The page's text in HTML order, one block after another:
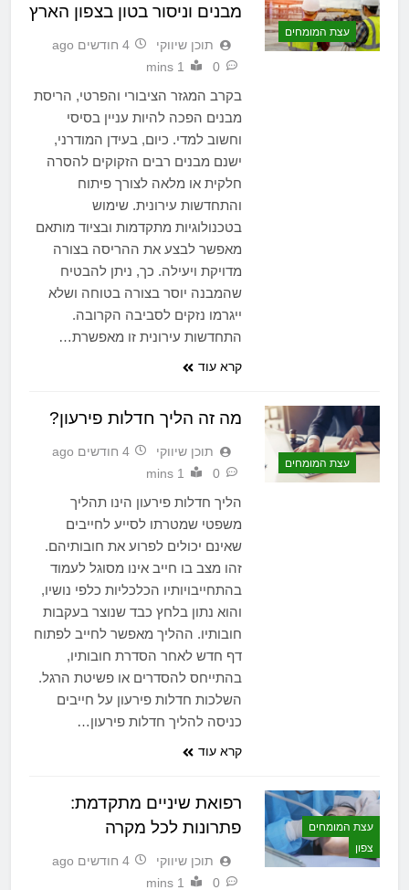
עצת המומחים
מבנים וניסור בטון בצפון הארץ
תוכן שיווקי
4 חודשים ago
0
1 mins
בקרב המגזר הציבורי והפרטי, הריסת
מבנים הפכה להיות עניין בסיסי
וחשוב למדי. כיום, בעידן המודרני,
ישנם מבנים רבים הזקוקים להסרה
חלקית או מלאה לצורך פיתוח
והתחדשות עירונית. שימוש
בטכנולוגיות מתקדמות ובציוד מותאם
מאפשר לבצע את ההריסה בצורה
מדויקת ויעילה. כך, ניתן להבטיח
שהמבנה יוסר בצורה בטוחה ושלא
ייגרמו נזקים לסביבה הקרובה.
התחדשות עירונית זו מאפשרת…
קרא עוד
עצת המומחים
מה זה הליך חדלות פירעון?
תוכן שיווקי
4 חודשים ago
0
1 mins
הליך חדלות פירעון הינו תהליך
משפטי שמטרתו לסייע לחייבים
שאינם יכולים לפרוע את חובותיהם.
זהו מצב בו חייב אינו מסוגל לעמוד
בהתחייבויותיו הכלכליות כלפי נושיו,
והוא נתון בלחץ כבד שנוצר בעקבות
חובותיו. ההליך מאפשר לחייב לפתוח
דף חדש לאחר הסדרת חובותיו,
בהתייחס להסדרים או פשיטת הרגל.
השלכות חדלות פירעון על חייבים
כניסה להליך חדלות פירעון…
קרא עוד
עצת המומחים
צפון
רפואת שיניים מתקדמת:
פתרונות לכל מקרה
תוכן שיווקי
4 חודשים ago
0
1 mins